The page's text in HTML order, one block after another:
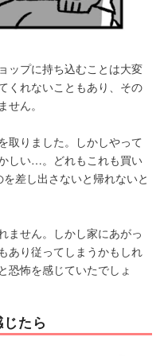
ップに持ち込むことは大変
くれないこともあり、その
ん。
取りました。しかしやって
しい…。どれもこれも買い
差し出さないと帰れないと
ません。しかし家にあがっ
あり従ってしまうかもしれ
恐怖を感じていたでしょ
たら